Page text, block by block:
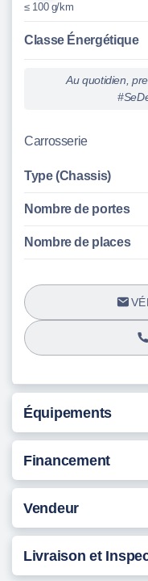
≤ 100 g/km
Classe Énergétique
Au quotidien,
Carrosserie
Type (Chassis)
Nombre de portes
Nombre de places
Équipements
Financement
Vendeur
Livraison et